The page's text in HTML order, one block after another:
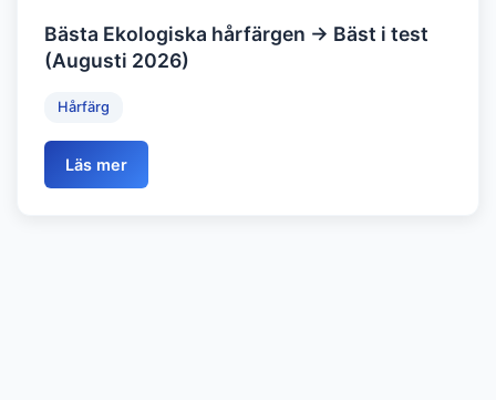
Bästa Ekologiska hårfärgen → Bäst i test
(Augusti 2026)
Hårfärg
Läs mer